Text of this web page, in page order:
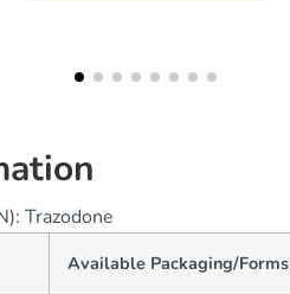
Trazodone
Available Packaging/Forms